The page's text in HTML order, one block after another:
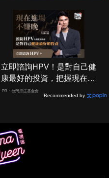
立即諮詢HPV！是對自己健
康最好的投資，把握現在不
嫌晚！
PR・台灣癌症基金會
Recommended by